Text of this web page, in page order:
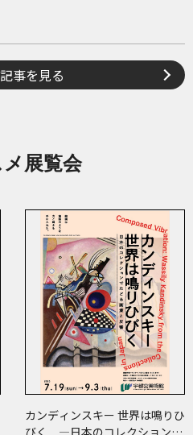
事を見る
展覧会
カンディンスキー 世界は鳴りひ
びく ―日本のコレクションで